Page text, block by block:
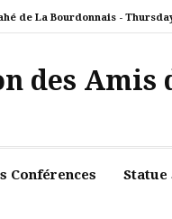
de La Bourdonnais -
des Amis
Conférences Statue